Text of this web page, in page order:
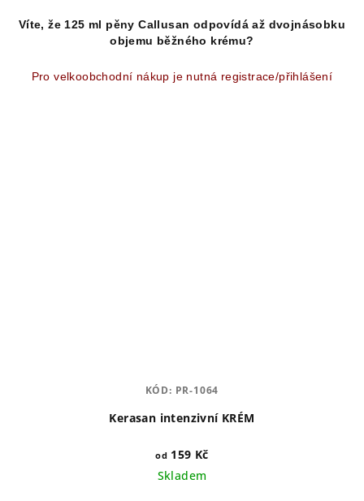
Víte, že 125 ml pěny Callusan odpovídá až dvojnásobku
objemu běžného krému?
Pro velkoobchodní nákup je nutná registrace/přihlášení
Kerasan intenzivní KRÉM
od 159 Kč
Skladem
KÓD: PR-1064